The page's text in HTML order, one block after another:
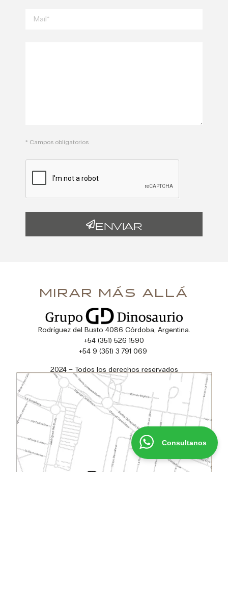
Consultanos
* Campos obligatorios
ENVIAR
MIRAR MÁS ALLÁ
Rodríguez del Busto 4086 Córdoba, Argentina.
+54 (351) 526 1590
+54 9 (351) 3 791 069
2024 – Todos los derechos reservados
ABRIR EN GOOGLE MAPS